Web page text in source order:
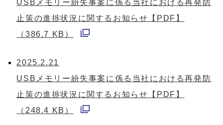
ン
ド
開
く
USBメモリー紛失事案に係る当社における再発防
止策の進捗状況に関するお知らせ 【PDF】
（386.7 KB）
ィ
ン
ド
2025.2.21
USBメモリー紛失事案に係る当社における再発防
止策の進捗状況に関するお知らせ 【PDF】
（248.4 KB）